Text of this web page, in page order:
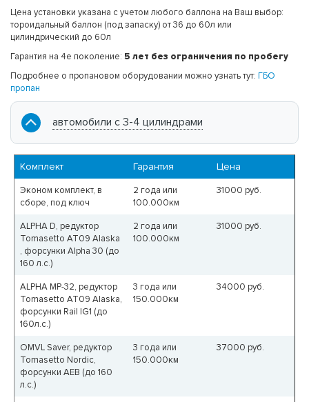
Цена установки указана с учетом любого баллона на Ваш выбор:
тороидальный баллон (под запаску) от 36 до 60л или
цилиндрический до 60л
Гарантия на 4е поколение: 5 лет без ограничения по пробегу
Подробнее о пропановом оборудовании можно узнать тут: ГБО
пропан
автомобили с 3-4 цилиндрами
Комплект Гарантия Цена
Эконом комплект, в
сборе, под ключ
2 года или
100.000км
31000 руб.
ALPHA D, редуктор
Tomasetto AT09 Alaska
, форсунки Alpha 30 (до
160 л.с.)
2 года или
100.000км
31000 руб.
ALPHA MP-32, редуктор
Tomasetto AT09 Alaska,
форсунки Rail IG1 (до
160л.с.)
3 года или
150.000км
34000 руб.
OMVL Saver, редуктор
Tomasetto Nordic,
форсунки AEB (до 160
л.с.)
3 года или
150.000км
37000 руб.